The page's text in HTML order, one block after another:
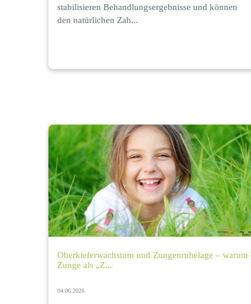
stabilisieren Behandlungsergebnisse und können
den natürlichen Zah...
Oberkieferwachstum und Zungenruhelage – warum
Zunge als „Z...
04.06.2026